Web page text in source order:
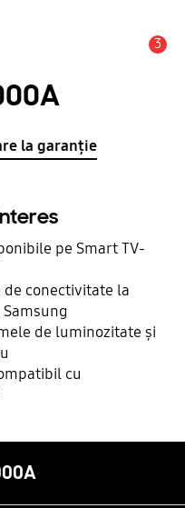
3
la garanție
pe Smart TV-
conectivitate la
de luminozitate și
cu